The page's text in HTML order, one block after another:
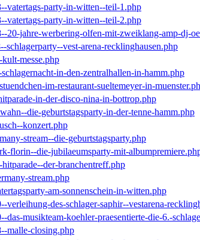
vatertags-party-in-witten--teil-1.php
vatertags-party-in-witten--teil-2.php
20-jahre-werbering-olfen-mit-zweiklang-amp-dj-
schlagerparty--vest-arena-recklinghausen.php
kult-messe.php
in-den-zentralhallen-in-hamm.php
im-restaurant-sueltemeyer-in-
in-der-disco-nina-in-bottrop.php
die-geburtstagsparty-in-der-tenne-hamm.php
konzert.php
stream--die-geburtstagsparty.php
florin--die-jubilaeumsparty-mit-
der-branchentreff.php
stream.php
am-sonnenschein-in-witten.php
verleihung-des-schlager-saphir--vestarena-
das-musikteam-koehler-praesentierte-die-6.-
malle-closing.php